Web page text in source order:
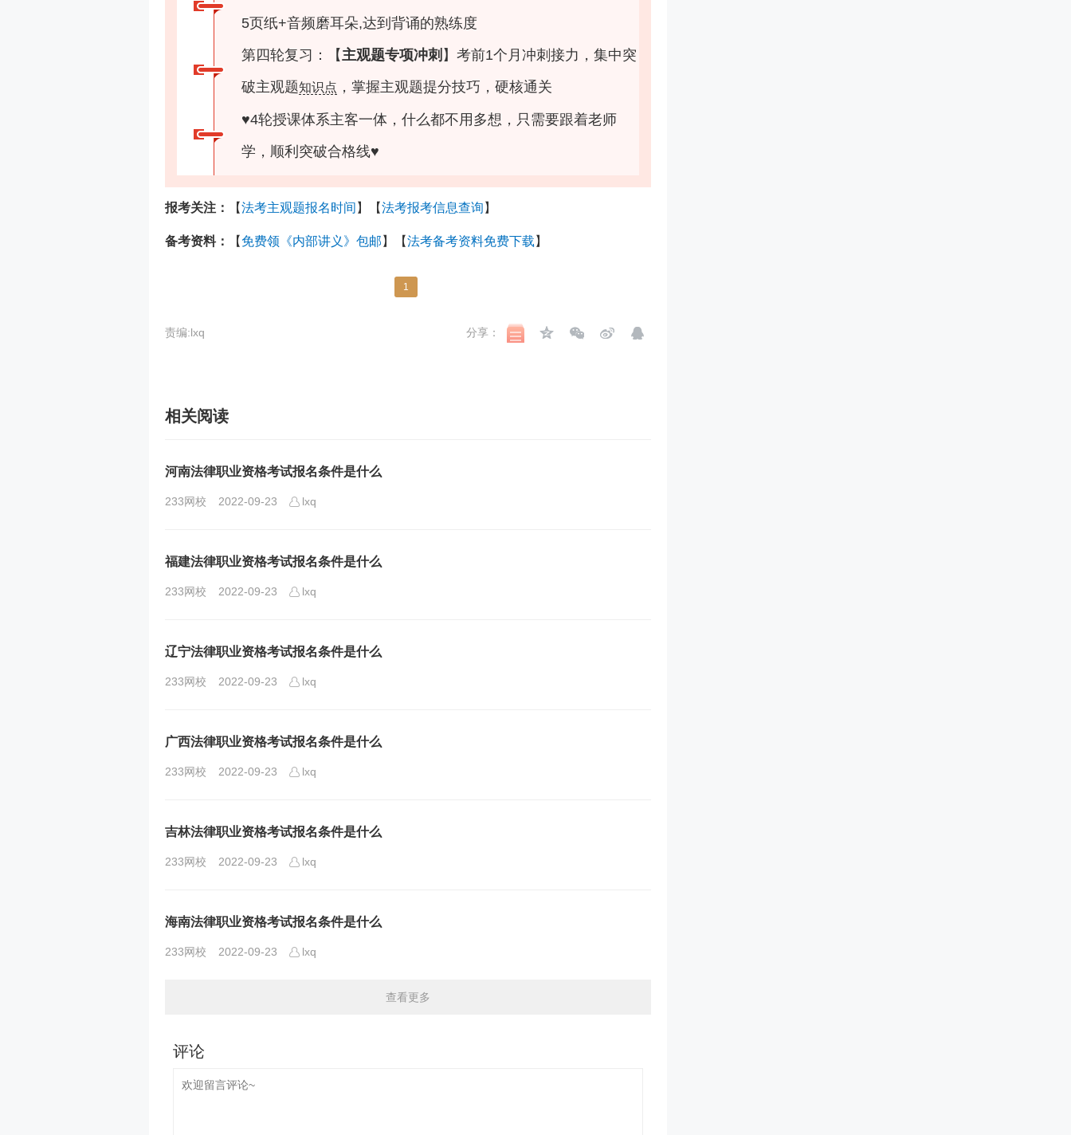
5页纸+音频磨耳朵,达到背诵的熟练度
第四轮复习：【主观题专项冲刺 】 考前1个月冲刺接力，集中突
破主观题知识点 ，掌握主观题提分技巧，硬核通关
♥4轮授课体系主客一体，什么都不用多想，只需要跟着老师
学，顺利突破合格线♥
报考关注： 【法考主观题报名时间 】【法考报考信息查询 】
备考资料： 【 免费领《内部讲义》包邮 】【法考备考资料免费下载 】
1
责编:lxq 分享：
相关阅读
河南法律职业资格考试报名条件是什么
233网校 2022-09-23 lxq
福建法律职业资格考试报名条件是什么
233网校 2022-09-23 lxq
辽宁法律职业资格考试报名条件是什么
233网校 2022-09-23 lxq
广西法律职业资格考试报名条件是什么
233网校 2022-09-23 lxq
吉林法律职业资格考试报名条件是什么
233网校 2022-09-23 lxq
海南法律职业资格考试报名条件是什么
233网校 2022-09-23 lxq
查看更多